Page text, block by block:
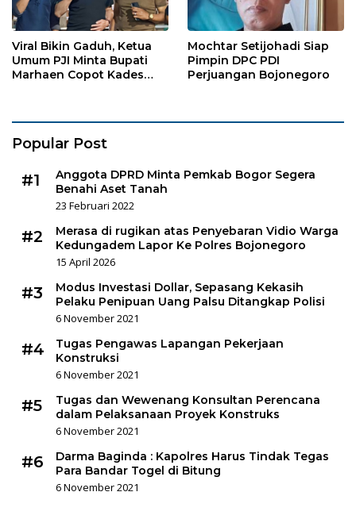
Viral Bikin Gaduh, Ketua
Umum PJI Minta Bupati
Marhaen Copot Kades
Mochtar Setijohadi Siap
Pimpin DPC PDI
Perjuangan Bojonegoro
Popular Post
#1
Anggota DPRD Minta Pemkab Bogor Segera
Benahi Aset Tanah
23 Februari 2022
#2
Merasa di rugikan atas Penyebaran Vidio Warga
Kedungadem Lapor Ke Polres Bojonegoro
15 April 2026
#3
Modus Investasi Dollar, Sepasang Kekasih
Pelaku Penipuan Uang Palsu Ditangkap Polisi
6 November 2021
#4
Tugas Pengawas Lapangan Pekerjaan
Konstruksi
6 November 2021
#5
Tugas dan Wewenang Konsultan Perencana
dalam Pelaksanaan Proyek Konstruks
6 November 2021
#6
Darma Baginda : Kapolres Harus Tindak Tegas
Para Bandar Togel di Bitung
6 November 2021